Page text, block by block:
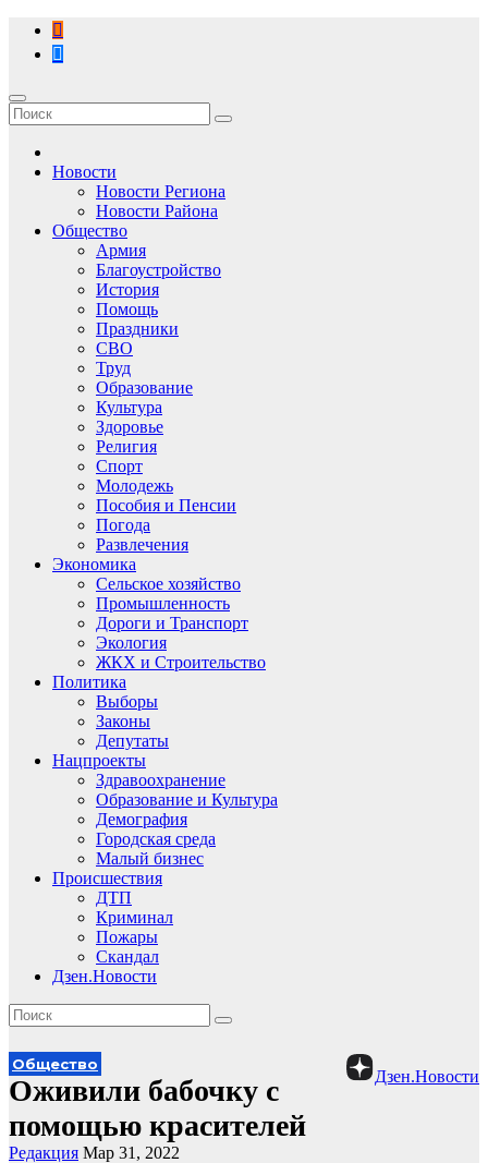
Перейти
содержимому
Новости
Новости Региона
Новости Района
Общество
Армия
Благоустройство
История
Помощь
Праздники
СВО
Труд
Образование
Культура
Здоровье
Религия
Спорт
Молодежь
Пособия и Пенсии
Погода
Развлечения
Экономика
Сельское хозяйство
Промышленность
Дороги и Транспорт
Экология
ЖКХ и Строительство
Политика
Выборы
Законы
Депутаты
Нацпроекты
Здравоохранение
Образование и Культура
Демография
Городская среда
Малый бизнес
Происшествия
ДТП
Криминал
Пожары
Скандал
Дзен.Новости
Дзен.Новости
Общество
Оживили бабочку с
помощью красителей
Редакция Мар 31, 2022